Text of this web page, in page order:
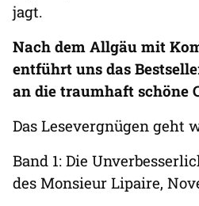
jagt.
Nach dem Allgäu mit
entführt uns das
an die traumhaft schöne
Das Lesevergnügen geht
Band 1: Die
des Monsieur Lipaire,